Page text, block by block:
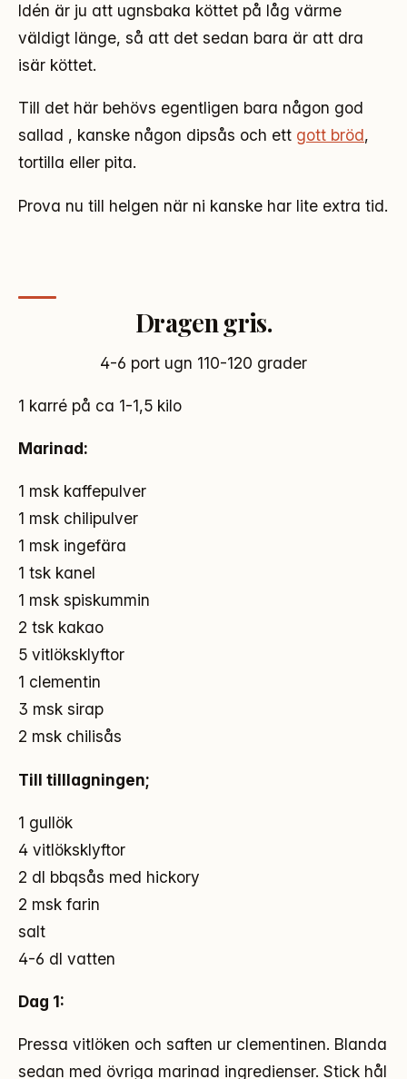
Idén är ju att ugnsbaka köttet på låg värme
väldigt länge, så att det sedan bara är att dra
isär köttet.
Till det här behövs egentligen bara någon god
sallad , kanske någon dipsås och ett gott bröd,
tortilla eller pita.
Prova nu till helgen när ni kanske har lite extra tid.
Dragen gris.
4-6 port ugn 110-120 grader
1 karré på ca 1-1,5 kilo
Marinad:
1 msk kaffepulver
1 msk chilipulver
1 msk ingefära
1 tsk kanel
1 msk spiskummin
2 tsk kakao
5 vitlöksklyftor
1 clementin
3 msk sirap
2 msk chilisås
Till tilllagningen;
1 gullök
4 vitlöksklyftor
2 dl bbqsås med hickory
2 msk farin
salt
4-6 dl vatten
Dag 1:
Pressa vitlöken och saften ur clementinen. Blanda
sedan med övriga marinad ingredienser. Stick hål